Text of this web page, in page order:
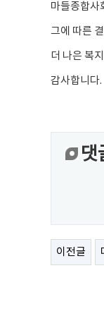
마들종합사
그에 따른
더 나은 복
감사합니다.
댓
이전글